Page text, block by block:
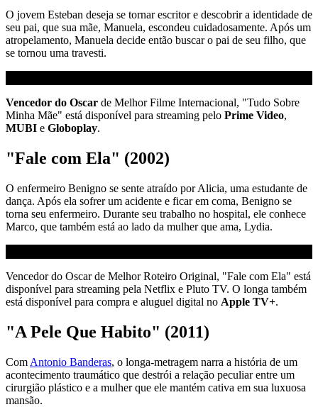
O jovem Esteban deseja se tornar escritor e descobrir a identidade de
seu pai, que sua mãe, Manuela, escondeu cuidadosamente. Após um
atropelamento, Manuela decide então buscar o pai de seu filho, que
se tornou uma travesti.
Vencedor do Oscar de Melhor Filme Internacional, "Tudo Sobre
Minha Mãe" está disponível para streaming pelo Prime Video,
MUBI e Globoplay.
"Fale com Ela" (2002)
O enfermeiro Benigno se sente atraído por Alicia, uma estudante de
dança. Após ela sofrer um acidente e ficar em coma, Benigno se
torna seu enfermeiro. Durante seu trabalho no hospital, ele conhece
Marco, que também está ao lado da mulher que ama, Lydia.
Vencedor do Oscar de Melhor Roteiro Original, "Fale com Ela" está
disponível para streaming pela Netflix e Pluto TV. O longa também
está disponível para compra e aluguel digital no Apple TV+.
"A Pele Que Habito" (2011)
Com Antonio Banderas, o longa-metragem narra a história de um
acontecimento traumático que destrói a relação peculiar entre um
cirurgião plástico e a mulher que ele mantém cativa em sua luxuosa
mansão.